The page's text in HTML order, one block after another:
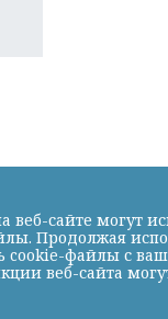
сайте могут
Продолжая
файлы с
веб-сайта